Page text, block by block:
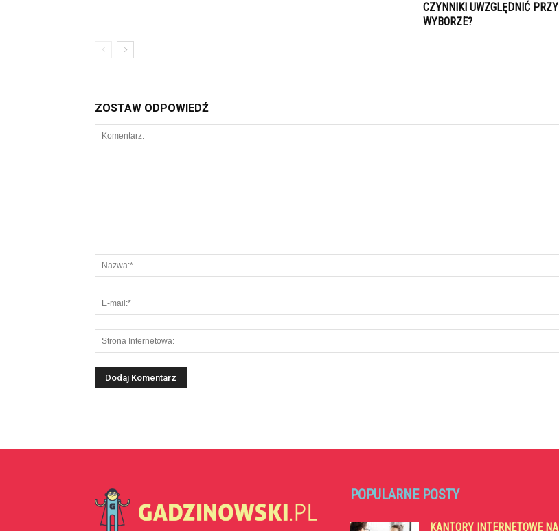
CZYNNIKI UWZGLĘDNIĆ PRZY
WYBORZE?
ZOSTAW ODPOWIEDŹ
POPULARNE POSTY
KANTORY INTERNETOWE NA